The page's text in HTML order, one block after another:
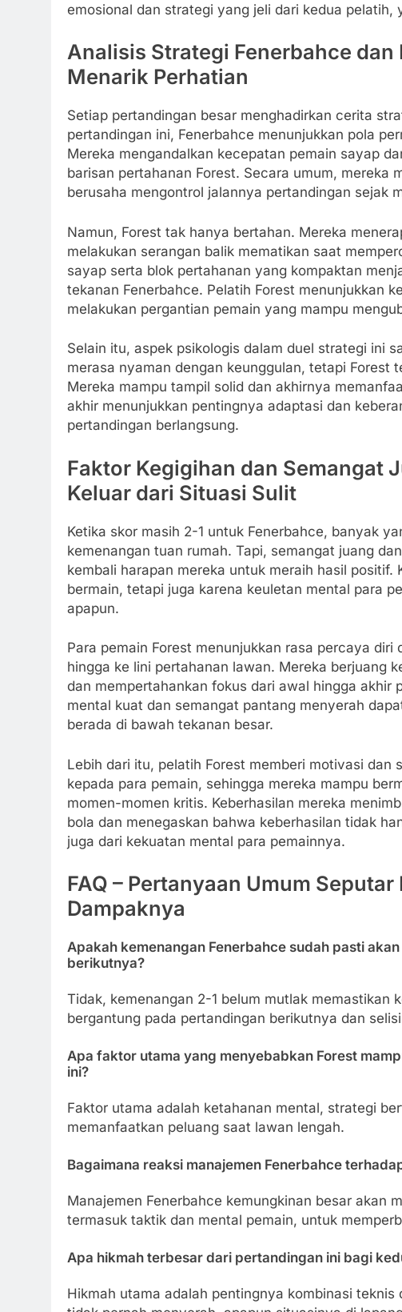
emosional dan strategi yang jeli dari kedua pelatih,
Analisis Strategi Fenerbahce dan
Menarik Perhatian
Setiap pertandingan besar menghadirkan cerita
pertandingan ini, Fenerbahce menunjukkan pola
Mereka mengandalkan kecepatan pemain sayap
barisan pertahanan Forest. Secara umum, mereka
berusaha mengontrol jalannya pertandingan sejak
Namun, Forest tak hanya bertahan. Mereka
melakukan serangan balik mematikan saat
sayap serta blok pertahanan yang kompaktan
tekanan Fenerbahce. Pelatih Forest menunjukkan
melakukan pergantian pemain yang mampu
Selain itu, aspek psikologis dalam duel strategi ini
merasa nyaman dengan keunggulan, tetapi Forest
Mereka mampu tampil solid dan akhirnya
akhir menunjukkan pentingnya adaptasi dan
pertandingan berlangsung.
Faktor Kegigihan dan Semangat
Keluar dari Situasi Sulit
Ketika skor masih 2-1 untuk Fenerbahce, banyak
kemenangan tuan rumah. Tapi, semangat juang
kembali harapan mereka untuk meraih hasil
bermain, tetapi juga karena keuletan mental para
apapun.
Para pemain Forest menunjukkan rasa percaya
hingga ke lini pertahanan lawan. Mereka berjuang
dan mempertahankan fokus dari awal hingga
mental kuat dan semangat pantang menyerah
berada di bawah tekanan besar.
Lebih dari itu, pelatih Forest memberi motivasi
kepada para pemain, sehingga mereka mampu
momen-momen kritis. Keberhasilan mereka
bola dan menegaskan bahwa keberhasilan tidak
juga dari kekuatan mental para pemainnya.
FAQ – Pertanyaan Umum
Dampaknya
Apakah kemenangan Fenerbahce sudah pasti
berikutnya?
Tidak, kemenangan 2-1 belum mutlak memastikan
bergantung pada pertandingan berikutnya dan
Apa faktor utama yang menyebabkan Forest
ini?
Faktor utama adalah ketahanan mental, strategi
memanfaatkan peluang saat lawan lengah.
Bagaimana reaksi manajemen Fenerbahce
Manajemen Fenerbahce kemungkinan besar akan
termasuk taktik dan mental pemain, untuk
Apa hikmah terbesar dari pertandingan ini bagi
Hikmah utama adalah pentingnya kombinasi